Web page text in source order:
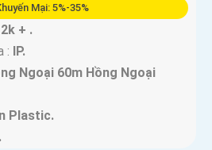
Mại: 5%-35%
+ .
: IP.
Ngoại 60m Hồng Ngoại
Plastic.